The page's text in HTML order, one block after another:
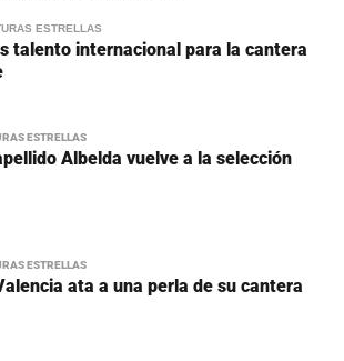
ESTRELLAS
talento internacional para la cantera
ESTRELLAS
Albelda vuelve a la selección
ESTRELLAS
ata a una perla de su cantera